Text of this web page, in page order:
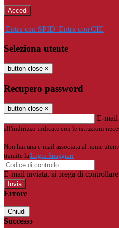
-
Entra con SPID Entra con CIE
Seleziona utente
button close ×
Recupero password
button close ×
E-mail
all'indirizzo indicato con le istruzioni
Non hai una e-mail associata al nome
tramite la Login Spaggiari
E-mail inviata, si prega di
Errore
Chiudi
Successo